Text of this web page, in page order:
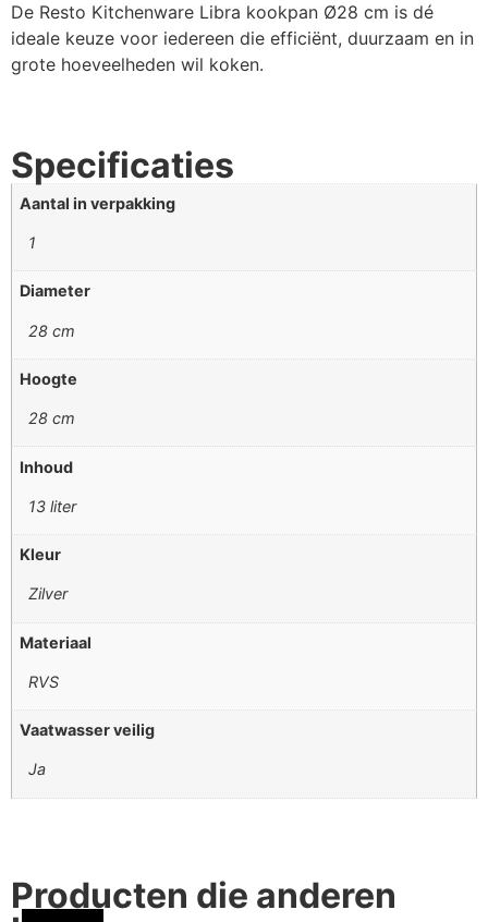
De Resto Kitchenware Libra kookpan Ø28 cm is dé
ideale keuze voor iedereen die efficiënt, duurzaam en in
grote hoeveelheden wil koken.
Specificaties
Aantal in verpakking
1
Diameter
28 cm
Hoogte
28 cm
Inhoud
13 liter
Kleur
Zilver
Materiaal
RVS
Vaatwasser veilig
Ja
Producten die anderen